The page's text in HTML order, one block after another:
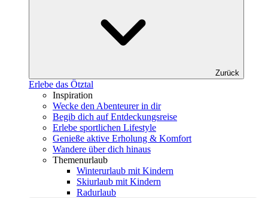
Zurück
Erlebe das Ötztal
Inspiration
Wecke den Abenteurer in dir
Begib dich auf Entdeckungsreise
Erlebe sportlichen Lifestyle
Genieße aktive Erholung & Komfort
Wandere über dich hinaus
Themenurlaub
Winterurlaub mit Kindern
Skiurlaub mit Kindern
Radurlaub